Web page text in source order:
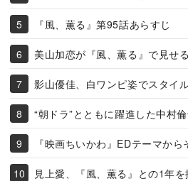
『風、薫る』第95話あらすじ
美山加恋が『風、薫る』で見せ
影山優佳、白ワンピ姿でスタイ
“朝ドラ”とともに躍進した中村
『映画ちいかわ』EDテーマから
見上愛、『風、薫る』との1年を